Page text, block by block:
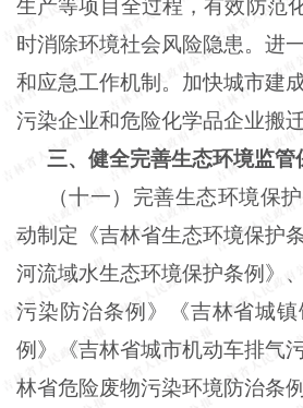
生产等项目全过程，有效防范
时消除环境社会风险隐患。进
和应急工作机制。加快城市建
污染企业和危险化学品企业搬迁
三、健全完善生态环境监管
（十一）完善生态环境保
动制定《吉林省生态环境保护
河流域水生态环境保护条例》
污染防治条例》《吉林省城
例》《吉林省城市机动车排气
林省危险废物污染环境防治条